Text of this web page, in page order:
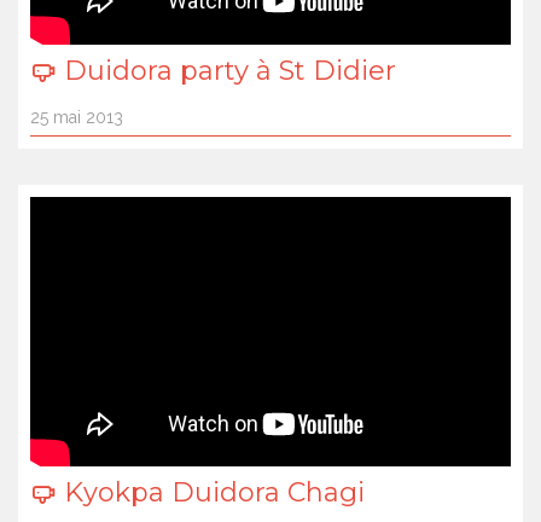
Duidora party à St Didier
25 mai 2013
Kyokpa Duidora Chagi